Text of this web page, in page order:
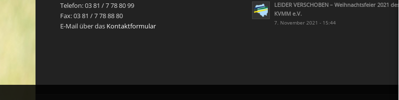
Telefon: 03 81 / 7 78 80 99
Fax: 03 81 / 7 78 88 80
E-Mail über das Kontaktformular
LEIDER VERSCHOBEN – Weihnachtsfeier 2021 des
KVMM e.V.
7. November 2021 - 15:44